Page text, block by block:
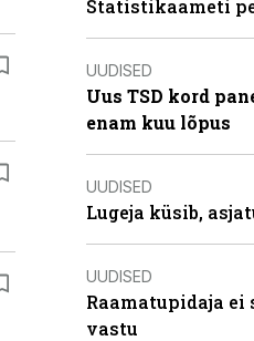
Statistikaameti
UUDISED
Uus TSD kord
enam kuu lõpus
UUDISED
Lugeja küsib,
UUDISED
Raamatupidaja
vastu